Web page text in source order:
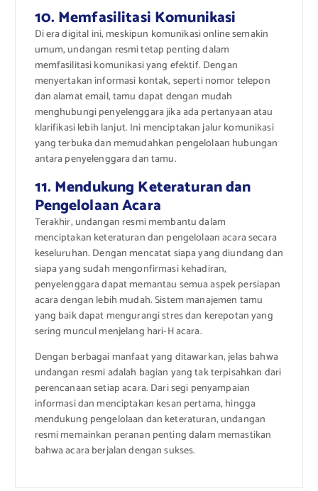
10. Memfasilitasi Komunikasi
Di era digital ini, meskipun komunikasi online semakin
umum, undangan resmi tetap penting dalam
memfasilitasi komunikasi yang efektif. Dengan
menyertakan informasi kontak, seperti nomor telepon
dan alamat email, tamu dapat dengan mudah
menghubungi penyelenggara jika ada pertanyaan atau
klarifikasi lebih lanjut. Ini menciptakan jalur komunikasi
yang terbuka dan memudahkan pengelolaan hubungan
antara penyelenggara dan tamu.
11. Mendukung Keteraturan dan
Pengelolaan Acara
Terakhir, undangan resmi membantu dalam
menciptakan keteraturan dan pengelolaan acara secara
keseluruhan. Dengan mencatat siapa yang diundang dan
siapa yang sudah mengonfirmasi kehadiran,
penyelenggara dapat memantau semua aspek persiapan
acara dengan lebih mudah. Sistem manajemen tamu
yang baik dapat mengurangi stres dan kerepotan yang
sering muncul menjelang hari-H acara.
Dengan berbagai manfaat yang ditawarkan, jelas bahwa
undangan resmi adalah bagian yang tak terpisahkan dari
perencanaan setiap acara. Dari segi penyampaian
informasi dan menciptakan kesan pertama, hingga
mendukung pengelolaan dan keteraturan, undangan
resmi memainkan peranan penting dalam memastikan
bahwa acara berjalan dengan sukses.